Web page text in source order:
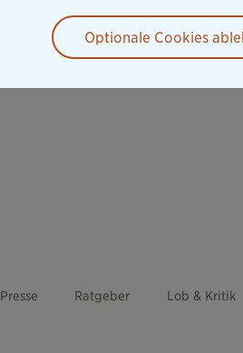
Presse Ratgeber Lob & Kritik
Optionale Cookies